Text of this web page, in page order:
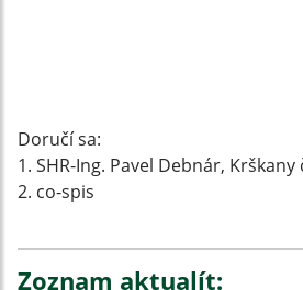
Doručí sa:
1. SHR-Ing. Pavel Debnár, Krškany
2. co-spis
Zoznam aktualít: